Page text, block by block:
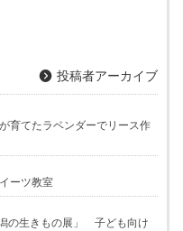
投稿者アーカイブ
育てたラベンダーでリース作
ーツ教室
の生きもの展」 子ども向け